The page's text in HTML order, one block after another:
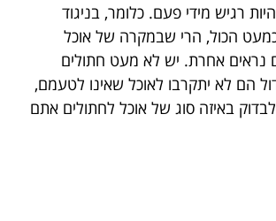
רגיש מידי פעם. כלומר, בניגוד
הכול, הרי שבמקרה של אוכל
נראים אחרת. יש לא מעט חתולים
הם לא יתקרבו לאוכל שאינו לטעמם,
באיזה סוג של אוכל לחתולים אתם